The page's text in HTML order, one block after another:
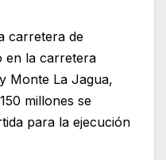
carretera de
en la carretera
Monte La Jagua,
millones se
para la ejecución